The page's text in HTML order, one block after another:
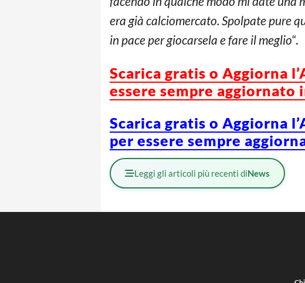
era già calciomercato. Spolpate pure
in pace per giocarsela e fare il meglio“.
Scarica gratis o Aggiorna
essere sempre
Scarica gratis o Aggiorna
per essere sempre
Leggi gli articoli più recenti diNews